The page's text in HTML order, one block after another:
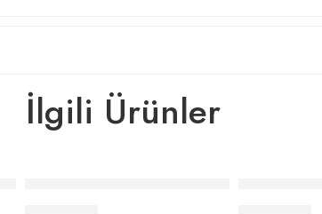
İlgili Ürünler